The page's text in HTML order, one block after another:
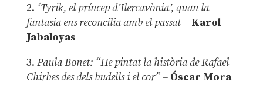
2. ‘Tyrik, el príncep d’Ilercavònia’, quan la
fantasia ens reconcilia amb el passat– Karol
Jabaloyas
3. Paula Bonet: “He pintat la història de Rafael
Chirbes des dels budells i el cor” –Óscar Mora